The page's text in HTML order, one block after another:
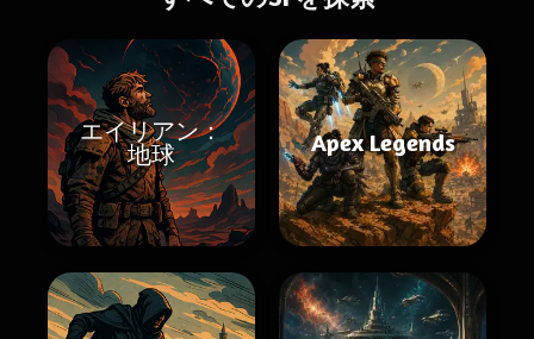
エイリアン：
地球
Apex Legends